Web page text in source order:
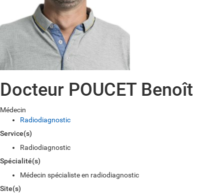
Docteur POUCET Benoît
Médecin
Radiodiagnostic
Service(s)
Radiodiagnostic
Spécialité(s)
Médecin spécialiste en radiodiagnostic
Site(s)